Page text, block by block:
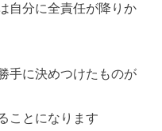
自分に全責任が降りか
手に決めつけたものが
ことになります